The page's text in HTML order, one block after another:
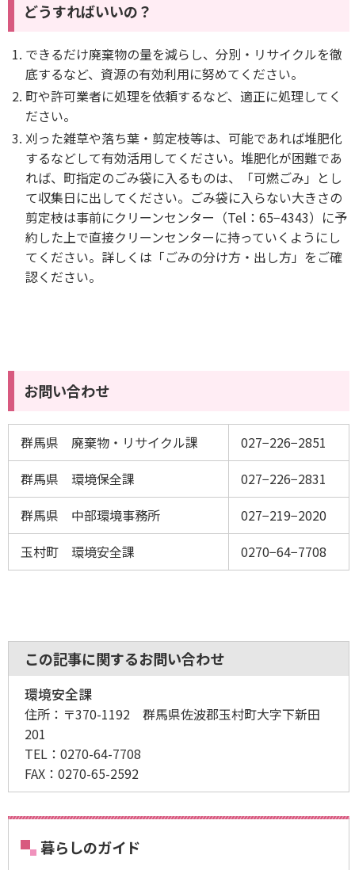
どうすればいいの？
できるだけ廃棄物の量を減らし、分別・リサイクルを徹
底するなど、資源の有効利用に努めてください。
町や許可業者に処理を依頼するなど、適正に処理してく
ださい。
刈った雑草や落ち葉・剪定枝等は、可能であれば堆肥化
するなどして有効活用してください。堆肥化が困難であ
れば、町指定のごみ袋に入るものは、「可燃ごみ」とし
て収集日に出してください。ごみ袋に入らない大きさの
剪定枝は事前にクリーンセンター（Tel：65−4343）に予
約した上で直接クリーンセンターに持っていくようにし
てください。詳しくは「ごみの分け方・出し方」をご確
認ください。
お問い合わせ
群馬県 廃棄物・リサイクル課
027−226−2851
群馬県 環境保全課
027−226−2831
群馬県 中部環境事務所
027−219−2020
玉村町 環境安全課
0270−64−7708
この記事に関するお問い合わせ
環境安全課
住所： 〒370-1192 群馬県佐波郡玉村町大字下新田
201
TEL： 0270-64-7708
FAX： 0270-65-2592
暮らしのガイド